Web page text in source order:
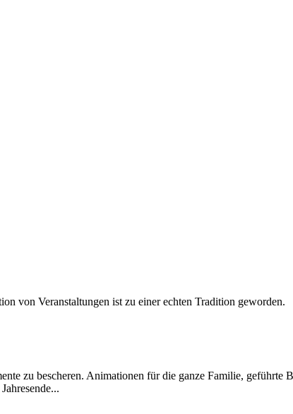
von Veranstaltungen ist zu einer echten Tradition geworden.
zu bescheren. Animationen für die ganze Familie, geführte